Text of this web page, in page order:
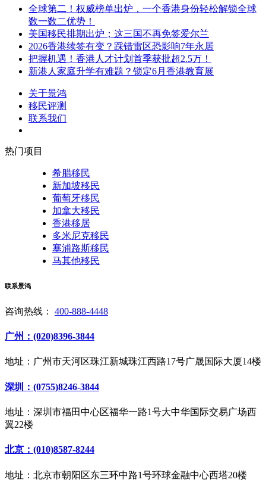
全球第二！权威榜单出炉，一个香港身份轻松解锁全球
数一数二优势！
美国移民排期出炉；这三国不再免签爱尔兰
2026香港续签有变？踩错雷区恐影响7年永居
把握机遇！香港人才计划首季获批超2.5万！
新港人家庭升学有难题？锁定6月香港教育展
关于景鸿
移民评测
联系我们
热门项目
希腊移民
新加坡移民
葡萄牙移民
加拿大移民
香港移居
多米尼克移民
塞浦路斯移民
马其他移民
联系景鸿
咨询热线： 400-888-4448
广州：(020)8396-3844
地址：广州市天河区珠江新城珠江西路17号广晟国际大厦14楼
深圳：(0755)8246-3844
地址：深圳市福田中心区福华一路1号大中华国际交易广场西
翼22楼
北京：(010)8587-8244
地址：北京市朝阳区东三环中路1号环球金融中心西塔20楼